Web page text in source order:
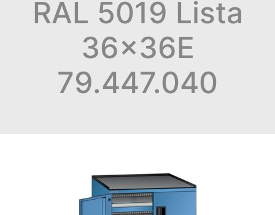
RAL 5019 Lista
36x36E
79.447.040